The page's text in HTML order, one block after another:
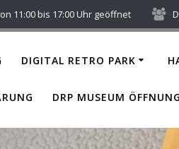
11:00 bis 17:00 Uhr geöffnet
DIGITAL RETRO PARK
DRP MUSEUM